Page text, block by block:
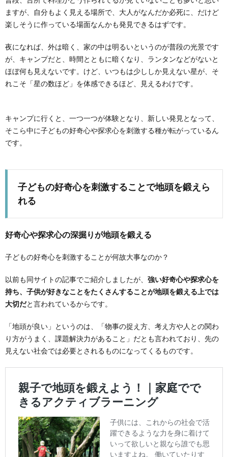
ますが、自分もよく見える場所で、大人がなんだか必死に、だけど
楽しそうに作っている場面なんかも発見できるはずです。
夜になれば、外は暗く、家の中は明るいというのが普段の光景です
が、キャンプだと、時間とともに暗くなり、ランタンなどがないと
ほぼ何も見えないです。けど、いつもは少ししか見えない星が、そ
れこそ「星の数ほど」を体感できるほど、見えるわけです。
キャンプに行くと、一つ一つが体験となり、新しい発見となって、
そこら中に子どもの好奇心や探求心を刺激する種が転がっているん
です。
子どもの好奇心を刺激することで地頭を鍛えら
れる
好奇心や探求心の深掘りが地頭を鍛える
子どもの好奇心を刺激することが何故大事なのか？
以前も同サイトの記事でご紹介しましたが、 強い好奇心や探求心を
持ち、子供が好きなことをたくさんすることが地頭を鍛える上では
大切だと言われているからです。
「地頭が良い」というのは、「物事の捉え方、考え方や人との関わ
り方がうまく、課題解決力があること」だとも言われており、先の
見えない社会では必要とされるものになってくるものです。